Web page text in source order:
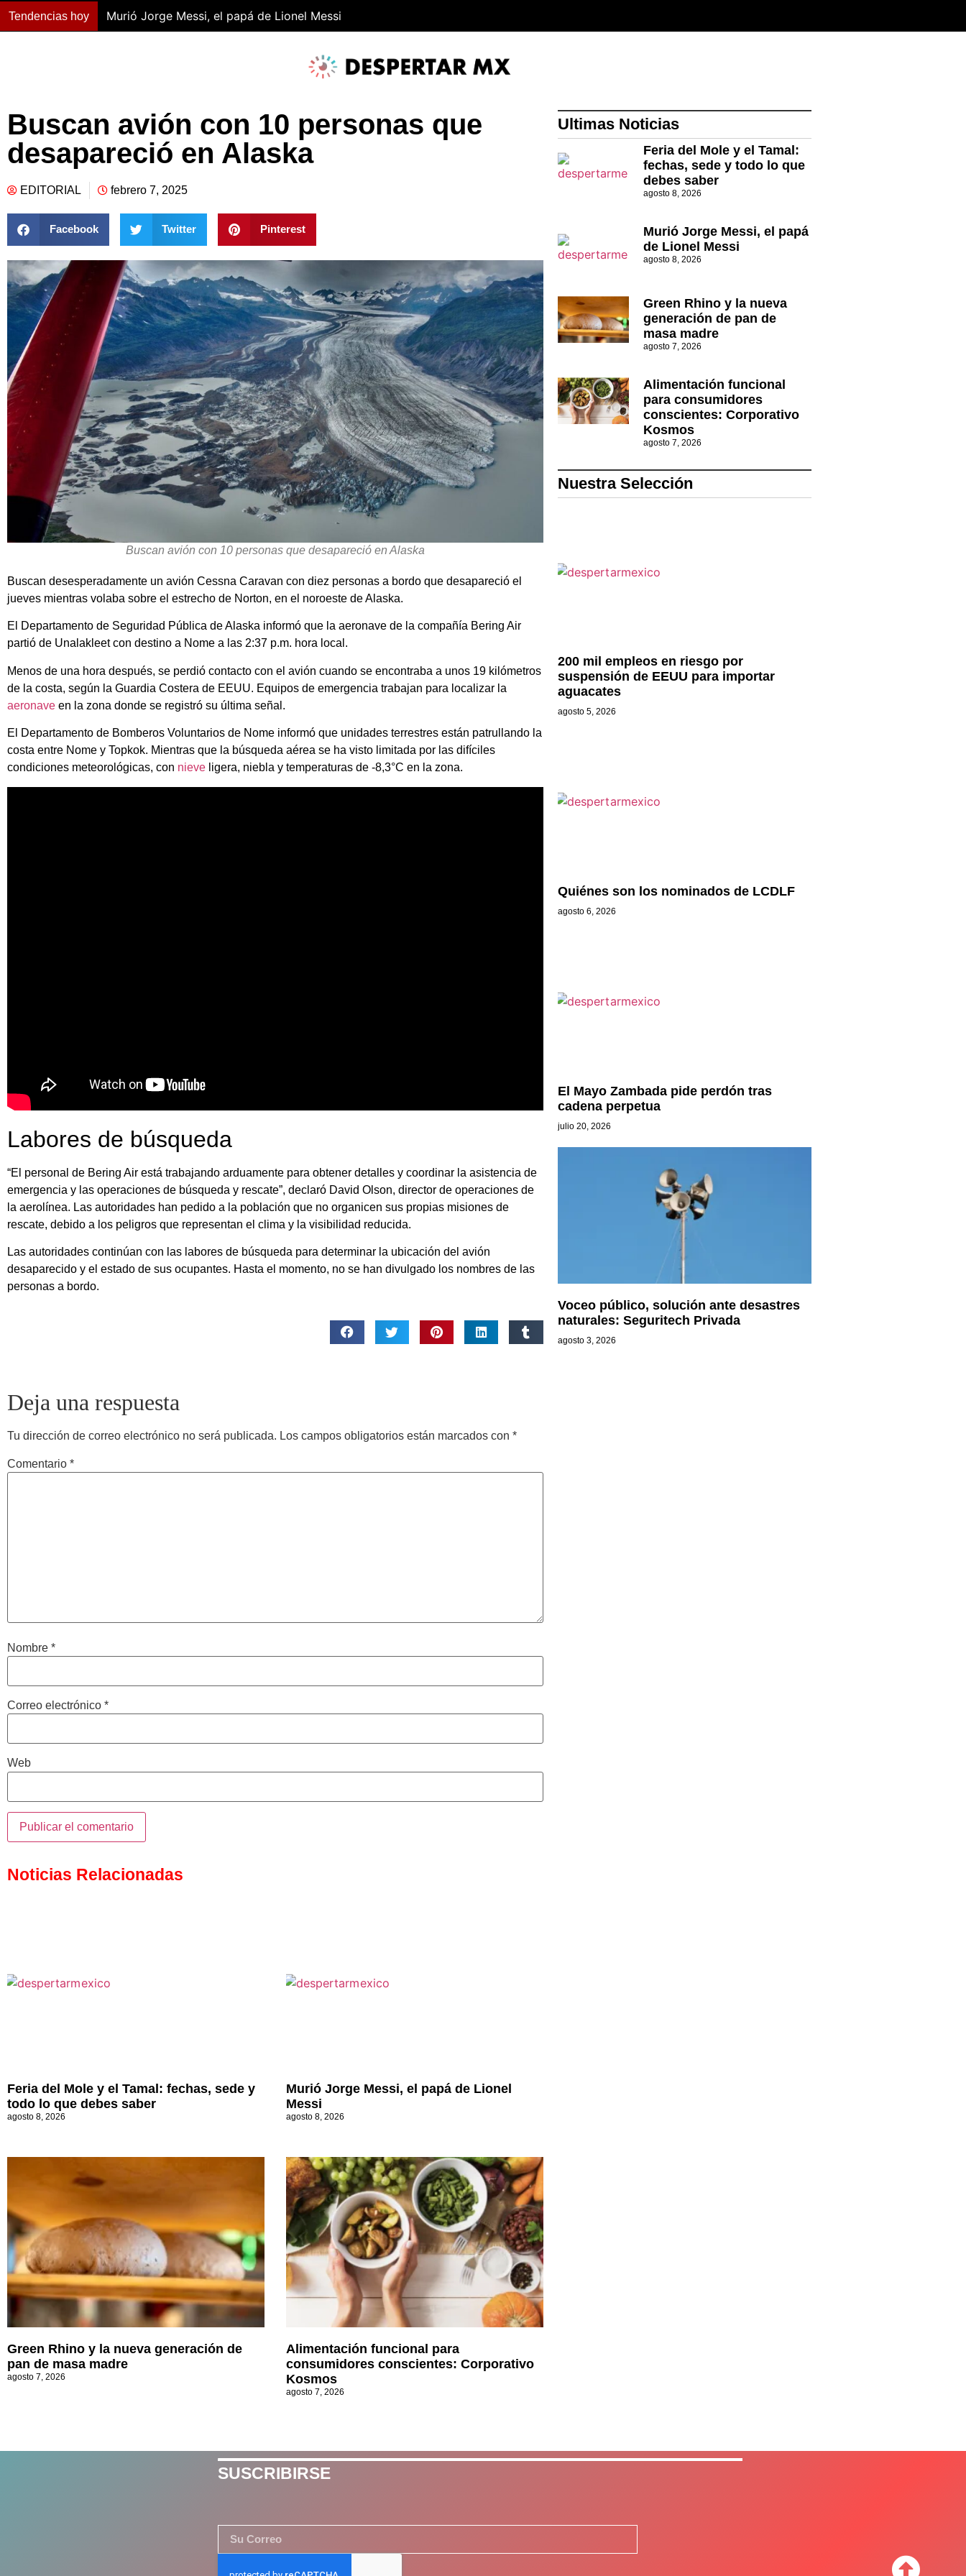
Tendencias hoy Murió Jorge Messi, el papá de Lionel Messi
Buscan avión con 10 personas que
desapareció en Alaska
EDITORIAL febrero 7, 2025
Facebook Twitter Pinterest
Buscan avión con 10 personas que desapareció en Alaska
Buscan desesperadamente un avión Cessna Caravan con diez personas a bordo que desapareció el
jueves mientras volaba sobre el estrecho de Norton, en el noroeste de Alaska.
El Departamento de Seguridad Pública de Alaska informó que la aeronave de la compañía Bering Air
partió de Unalakleet con destino a Nome a las 2:37 p.m. hora local.
Menos de una hora después, se perdió contacto con el avión cuando se encontraba a unos 19 kilómetros
de la costa, según la Guardia Costera de EEUU. Equipos de emergencia trabajan para localizar la
aeronave en la zona donde se registró su última señal.
El Departamento de Bomberos Voluntarios de Nome informó que unidades terrestres están patrullando la
costa entre Nome y Topkok. Mientras que la búsqueda aérea se ha visto limitada por las difíciles
condiciones meteorológicas, con nieve ligera, niebla y temperaturas de -8,3°C en la zona.
Labores de búsqueda
“El personal de Bering Air está trabajando arduamente para obtener detalles y coordinar la asistencia de
emergencia y las operaciones de búsqueda y rescate”, declaró David Olson, director de operaciones de
la aerolínea. Las autoridades han pedido a la población que no organicen sus propias misiones de
rescate, debido a los peligros que representan el clima y la visibilidad reducida.
Las autoridades continúan con las labores de búsqueda para determinar la ubicación del avión
desaparecido y el estado de sus ocupantes. Hasta el momento, no se han divulgado los nombres de las
personas a bordo.
Deja una respuesta
Tu dirección de correo electrónico no será publicada. Los campos obligatorios están marcados con *
Comentario *
Nombre *
Correo electrónico *
Web
Noticias Relacionadas
Feria del Mole y el Tamal: fechas, sede y
todo lo que debes saber
agosto 8, 2026
Murió Jorge Messi, el papá de Lionel
Messi
agosto 8, 2026
Green Rhino y la nueva generación de
pan de masa madre
agosto 7, 2026
Alimentación funcional para
consumidores conscientes: Corporativo
Kosmos
agosto 7, 2026
Ultimas Noticias
Feria del Mole y el Tamal:
fechas, sede y todo lo que
debes saber
agosto 8, 2026
Murió Jorge Messi, el papá
de Lionel Messi
agosto 8, 2026
Green Rhino y la nueva
generación de pan de
masa madre
agosto 7, 2026
Alimentación funcional
para consumidores
conscientes: Corporativo
Kosmos
agosto 7, 2026
Nuestra Selección
200 mil empleos en riesgo por
suspensión de EEUU para importar
aguacates
agosto 5, 2026
Quiénes son los nominados de LCDLF
agosto 6, 2026
El Mayo Zambada pide perdón tras
cadena perpetua
julio 20, 2026
Voceo público, solución ante desastres
naturales: Seguritech Privada
agosto 3, 2026
SUSCRIBIRSE